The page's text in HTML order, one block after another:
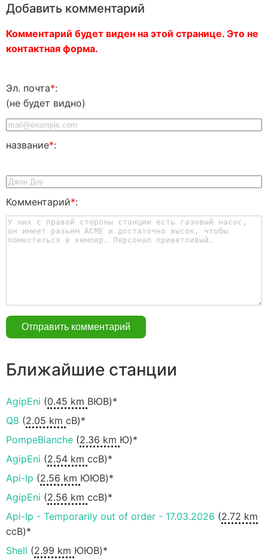
Добавить комментарий
Комментарий будет виден на этой странице. Это не
контактная форма.
Эл. почта*:
(не будет видно)
название*:
Комментарий*:
Ближайшие станции
AgipEni (0.45 km ВЮВ)*
Q8 (2.05 km сВ)*
PompeBianche (2.36 km Ю)*
AgipEni (2.54 km ссВ)*
Api-Ip (2.56 km ЮЮВ)*
AgipEni (2.56 km ссВ)*
Api-Ip - Temporarily out of order - 17.03.2026 (2.72 km
ссВ)*
Shell (2.99 km ЮЮВ)*